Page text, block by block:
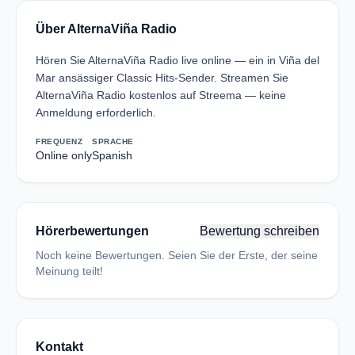
Über AlternaViña Radio
Hören Sie AlternaViña Radio live online — ein in Viña del
Mar ansässiger Classic Hits-Sender. Streamen Sie
AlternaViña Radio kostenlos auf Streema — keine
Anmeldung erforderlich.
FREQUENZ
Online only
SPRACHE
Spanish
Hörerbewertungen Bewertung schreiben
Noch keine Bewertungen. Seien Sie der Erste, der seine
Meinung teilt!
Kontakt